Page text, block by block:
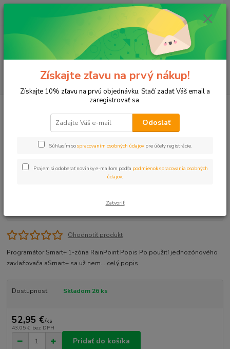
Menu
(Po-Pia, 8-17 hod.)
ks
za0 €
Programátor Smart+ 1-zóna RainPoint
Programátor Smart+ 1-zóna
RainPoint
Ohodnotiť produkt
Programátor Smart+ 1-zóna RainPoint Popis Po použití jednozónového
zavlažovača aSmart+ sa už nem... celý popis
Dostupnosť Skladom 26 ks
52,95 €/ks
43,05 € bez DPH
Pridať do košíka
Získajte zľavu na prvý nákup!
Získajte 10% zľavu na prvú objednávku. Stačí zadať Váš email a
zaregistrovať sa.
Odoslať
Súhlasím sospracovaním osobných údajov pre účely registrácie.
Prajem si odoberať novinky e-mailom podľa podmienok spracovania osobných
údajov
Zatvoriť